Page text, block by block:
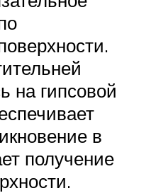
на гипсовой
в
получение